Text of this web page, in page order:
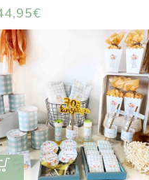
€